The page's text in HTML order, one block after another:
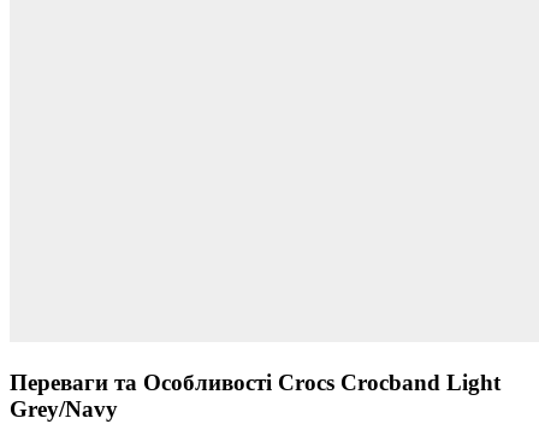
Переваги та Особливості Crocs Crocband Light
Grey/Navy